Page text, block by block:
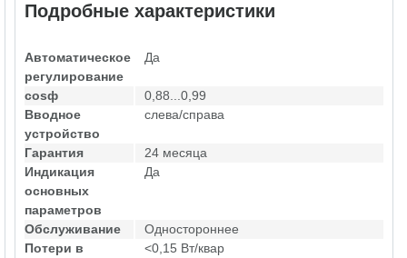
Подробные характеристики
Автоматическое
регулирование
Да
cosф
0,88...0,99
Вводное
устройство
слева/справа
Гарантия
24 месяца
Индикация
основных
параметров
Да
Обслуживание
Одностороннее
Потери в
<0,15 Вт/квар